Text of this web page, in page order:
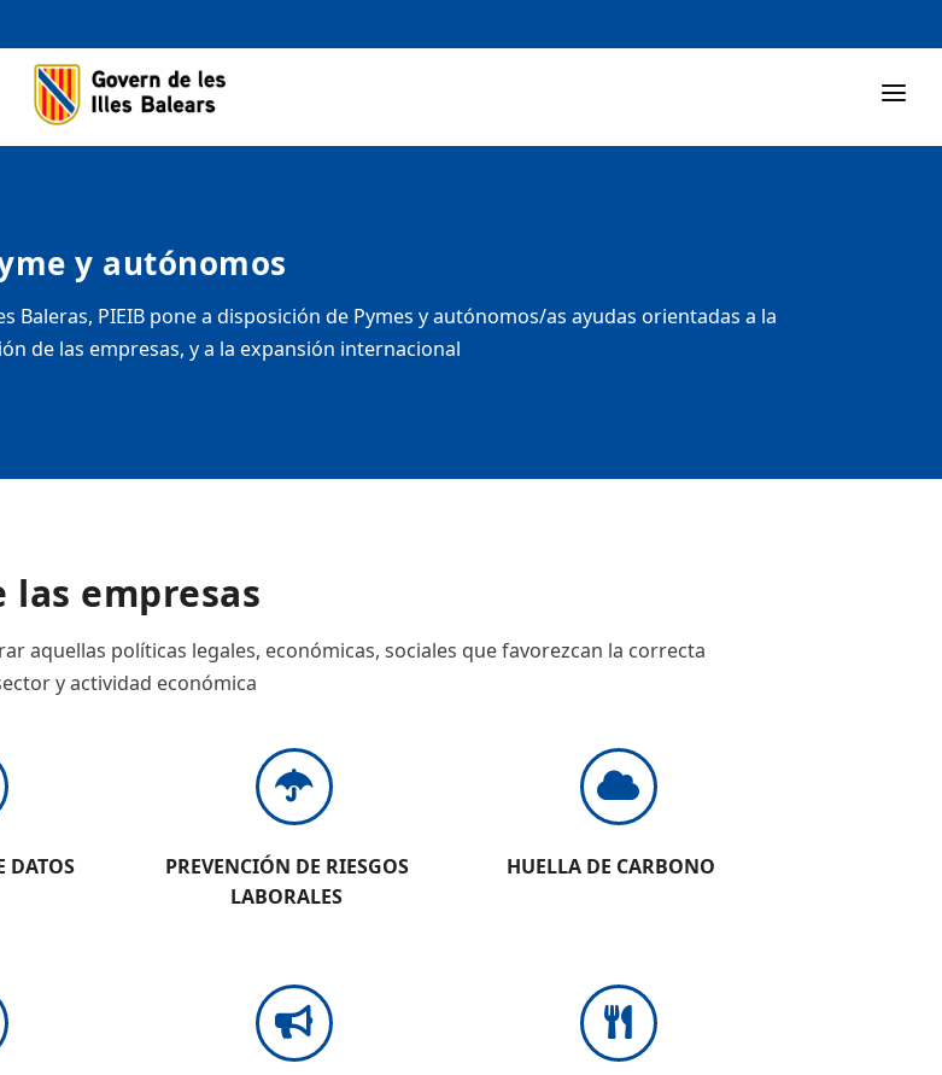
y autónomos
PIEIB pone a disposición de Pymes y autónomos/as ayudas orientadas a la
de las empresas, y a la expansión internacional
empresas
aquellas políticas legales, económicas, sociales que favorezcan la correcta
y actividad económica
DATOS
PREVENCIÓN DE RIESGOS
LABORALES
HUELLA DE CARBONO